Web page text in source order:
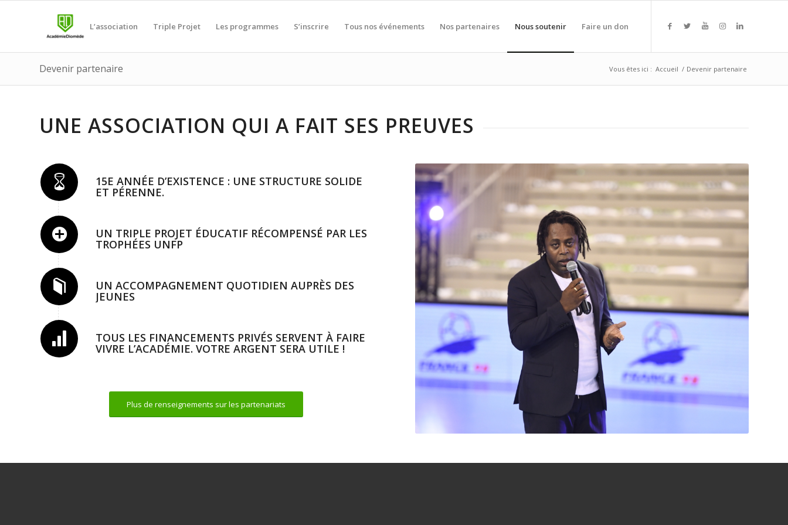
L’association Triple Projet Les programmes S’inscrire Tous nos événements Nos partenaires Nous soutenir Faire un don
Devenir partenaire Vous êtes ici : Accueil / Devenir partenaire
UNE ASSOCIATION QUI A FAIT SES PREUVES
15E ANNÉE D’EXISTENCE : UNE STRUCTURE SOLIDE
ET PÉRENNE.
UN TRIPLE PROJET ÉDUCATIF RÉCOMPENSÉ PAR LES
TROPHÉES UNFP
UN ACCOMPAGNEMENT QUOTIDIEN AUPRÈS DES
JEUNES
TOUS LES FINANCEMENTS PRIVÉS SERVENT À FAIRE
VIVRE L’ACADÉMIE. VOTRE ARGENT SERA UTILE !
Plus de renseignements sur les partenariats